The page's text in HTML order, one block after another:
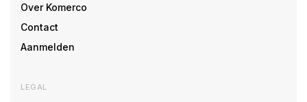
Over Komerco
Contact
Aanmelden
LEGAL